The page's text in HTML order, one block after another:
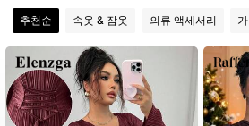
4.89 3M 팔로워
4.89 3M 팔로워
추천순 속옷 & 잠옷 의류 액세서리